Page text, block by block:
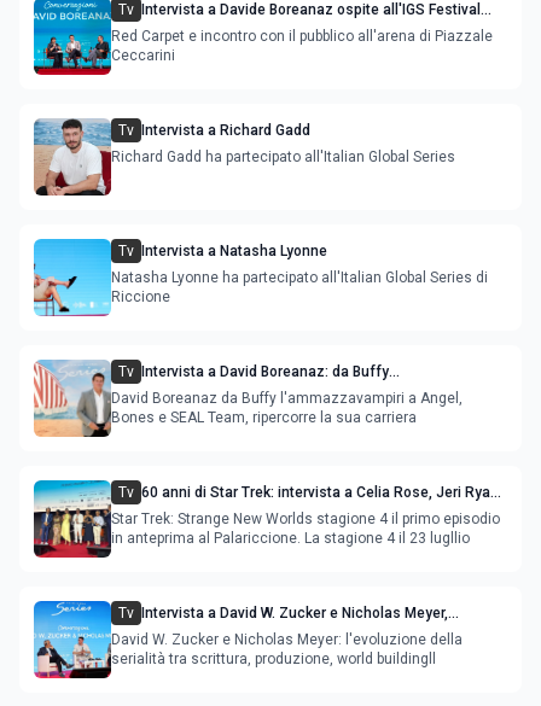
Tv
Intervista a Davide Boreanaz ospite all'IGS Festival
2026
Red Carpet e incontro con il pubblico all'arena di Piazzale
Ceccarini
Tv
Intervista a Richard Gadd
Richard Gadd ha partecipato all'Italian Global Series
Tv
Intervista a Natasha Lyonne
Natasha Lyonne ha partecipato all'Italian Global Series di
Riccione
Tv
Intervista a David Boreanaz: da Buffy
l'ammazzavampiri a Angel, Bones e SEAL Team
David Boreanaz da Buffy l'ammazzavampiri a Angel,
Bones e SEAL Team, ripercorre la sua carriera
Tv 60 anni di Star Trek: intervista a Celia Rose, Jeri Ryan,
Rebecca Romijn, Anson Mount
Star Trek: Strange New Worlds stagione 4 il primo episodio
in anteprima al Palariccione. La stagione 4 il 23 lugllio
Tv
Intervista a David W. Zucker e Nicholas Meyer,
l'evoluzione della serialità internazionale
David W. Zucker e Nicholas Meyer: l'evoluzione della
serialità tra scrittura, produzione, world buildingll